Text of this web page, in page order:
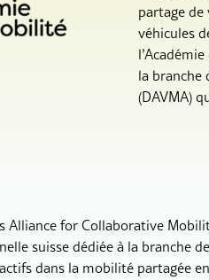
partage de
véhicules
la branche
(DAVMA)
Alliance for Collaborative
suisse dédiée à la branche
dans la mobilité partagée